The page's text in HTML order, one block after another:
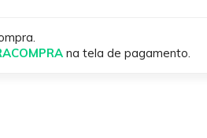
na tela de pagamento.